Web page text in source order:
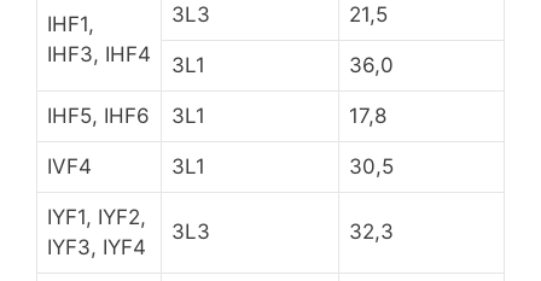
IHF1,
IHF3, IHF4
3L3 21,5
3L1 36,0
IHF5, IHF6 3L1 17,8
IVF4 3L1 30,5
IYF1, IYF2,
IYF3, IYF4
3L3 32,3